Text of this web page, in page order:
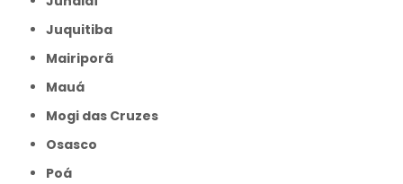
Juquitiba
Mairiporã
Mauá
Mogi das Cruzes
Osasco
Poá